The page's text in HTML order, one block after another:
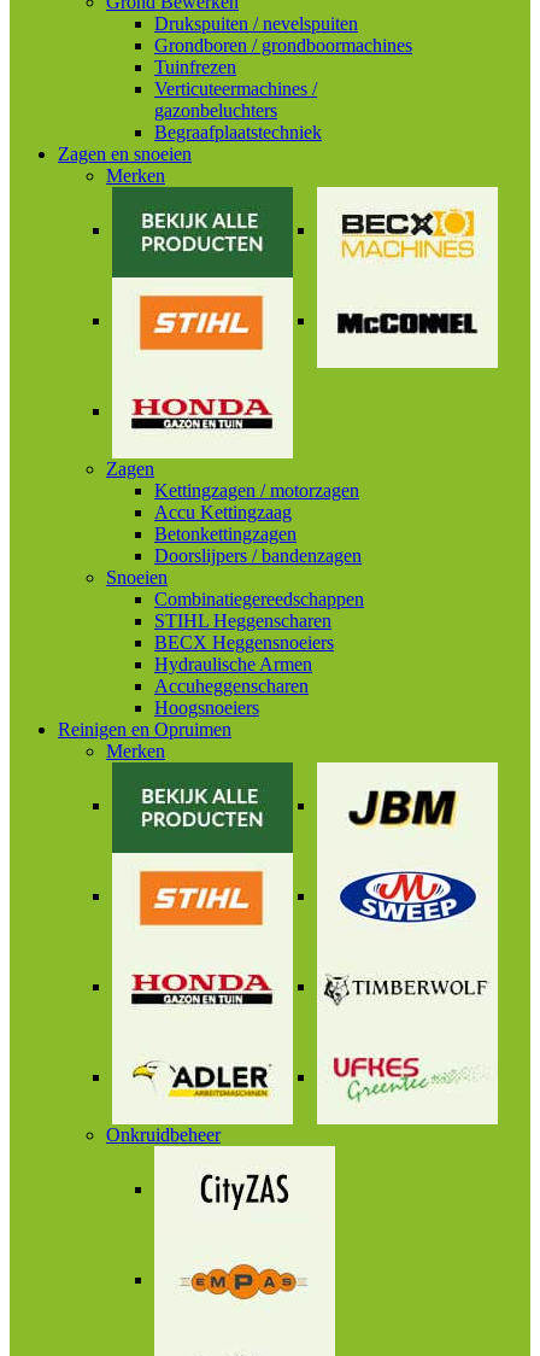
Drukspuiten / nevelspuiten
Grondboren / grondboormachines
Tuinfrezen
Verticuteermachines /
gazonbeluchters
Begraafplaatstechniek
Zagen en snoeien
Merken
Zagen
Kettingzagen / motorzagen
Accu Kettingzaag
Betonkettingzagen
Doorslijpers / bandenzagen
Snoeien
Combinatiegereedschappen
STIHL Heggenscharen
BECX Heggensnoeiers
Hydraulische Armen
Accuheggenscharen
Hoogsnoeiers
Reinigen en Opruimen
Merken
Onkruidbeheer